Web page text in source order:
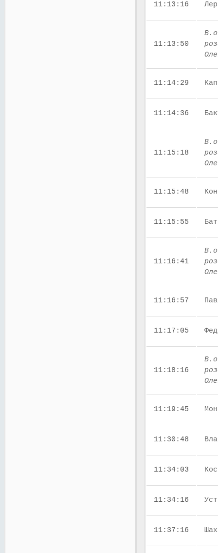
11:13:16
11:13:50
11:14:29
11:14:36
11:15:18
11:15:48
11:15:55
11:16:41
11:16:57
11:17:05
11:18:16
11:19:45
11:30:48
11:34:03
11:34:16
11:37:16